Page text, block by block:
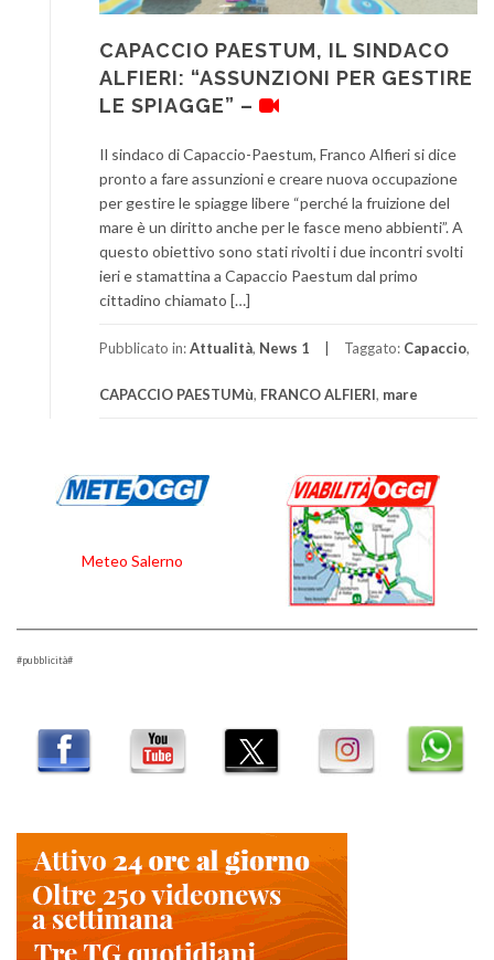
CAPACCIO PAESTUM, IL SINDACO
ALFIERI: “ASSUNZIONI PER GESTIRE
LE SPIAGGE” –
Il sindaco di Capaccio-Paestum, Franco Alfieri si dice
pronto a fare assunzioni e creare nuova occupazione
per gestire le spiagge libere “perché la fruizione del
mare è un diritto anche per le fasce meno abbienti”. A
questo obiettivo sono stati rivolti i due incontri svolti
ieri e stamattina a Capaccio Paestum dal primo
cittadino chiamato […]
Pubblicato in:Attualità, News 1 Taggato: Capaccio,
CAPACCIO PAESTUMù, FRANCO ALFIERI, mare
Meteo Salerno
#pubblicità#